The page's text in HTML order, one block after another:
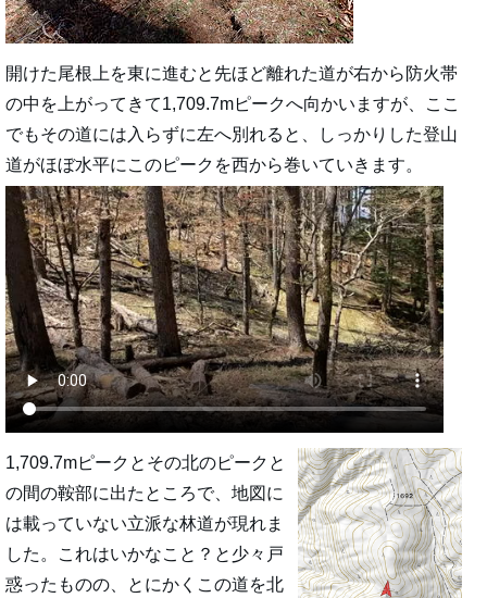
開けた尾根上を東に進むと先ほど離れた道が右から防火帯
の中を上がってきて1,709.7mピークへ向かいますが、ここ
でもその道には入らずに左へ別れると、しっかりした登山
道がほぼ水平にこのピークを西から巻いていきます。
1,709.7mピークとその北のピークと
の間の鞍部に出たところで、地図に
は載っていない立派な林道が現れま
した。これはいかなこと？と少々戸
惑ったものの、とにかくこの道を北